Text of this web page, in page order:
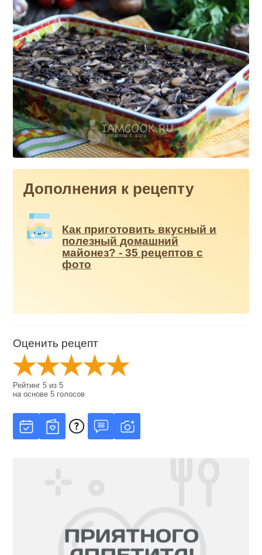
Дополнения к рецепту
Как приготовить вкусный и
полезный домашний
майонез? - 35 рецептов с
фото
Оценить рецепт
Рейтинг5 из5
на основе5 голосов